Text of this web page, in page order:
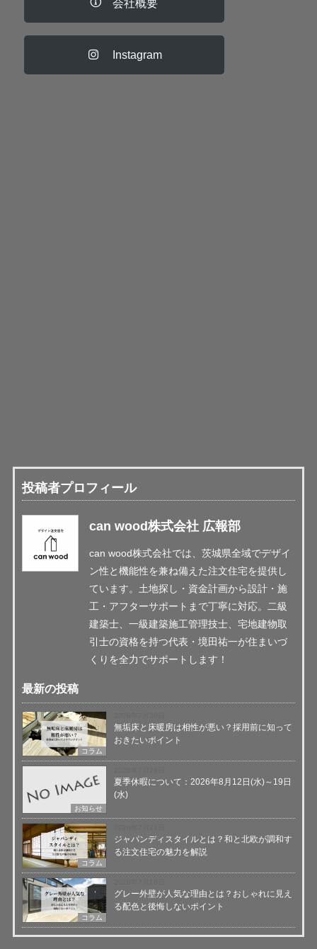
会社概要
Instagram
投稿者プロフィール
can wood株式会社 広報部
can wood株式会社では、茨城県全域でデザイ
ン性と機能性を兼ね備えた注文住宅を提供し
ています。土地探し・資金計画から設計・施
工・アフターサポートまで丁寧に対応。二級
建築士、一級建築施工管理技士、宅地建物取
引士の資格を持つ代表・境田祐一が住まいづ
くりを全力でサポートします！
最新の投稿
コラム
無垢床と床暖房は相性が悪い？採用前に知って
おきたいポイント
お知らせ
夏季休暇について：2026年8月12日(水)～19日
(水)
コラム
ジャパンディスタイルとは？和と北欧が調和す
る注文住宅の魅力を解説
コラム
グレー外壁が人気な理由とは？おしゃれに見え
る配色と後悔しないポイント